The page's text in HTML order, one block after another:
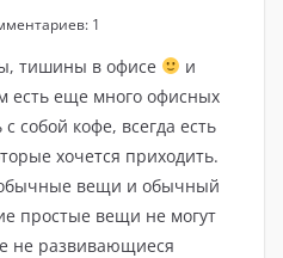
1
тишины в офисе
и
есть еще много офисных
собой кофе, всегда есть
хочется приходить.
вещи и обычный
простые вещи не могут
не развивающиеся